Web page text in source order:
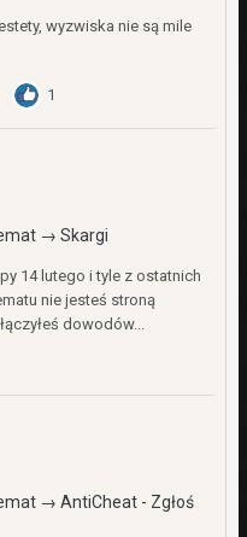
wyzwiska nie są mile
1
→ Skargi
14 lutego i tyle z ostatnich
nie jesteś stroną
dowodów...
→ AntiCheat - Zgłoś